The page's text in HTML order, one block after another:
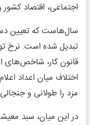
اجتماعی، اقتصاد
سال‌هاست که تعیین
قانون کار، شاخص‌های
اختلاف میان اعداد
مزد را طولانی و
در این میان، سبد